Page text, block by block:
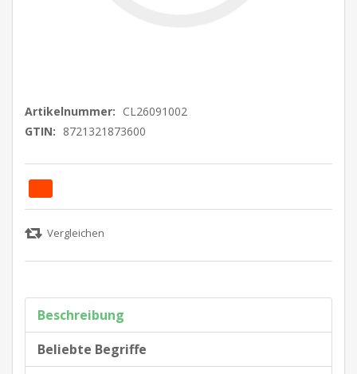
Artikelnummer: CL26091002
GTIN: 8721321873600
Beschreibung
Beliebte Begriffe